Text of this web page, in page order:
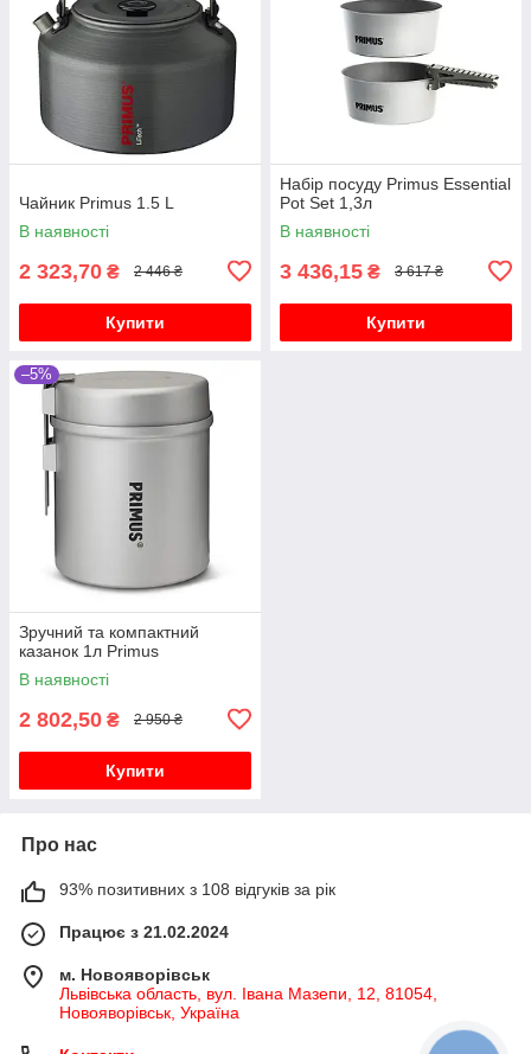
Чайник Primus 1.5 L
В наявності
2 323,70 ₴ 2 446 ₴
Купити
Набір посуду Primus Essential
Pot Set 1,3л
В наявності
3 436,15 ₴ 3 617 ₴
Купити
–5%
Зручний та компактний
казанок 1л Primus
В наявності
2 802,50 ₴ 2 950 ₴
Купити
Про нас
93% позитивних з 108 відгуків за рік
Працює з 21.02.2024
м. Новояворівськ
Львівська область, вул. Івана Мазепи, 12, 81054,
Новояворівськ, Україна